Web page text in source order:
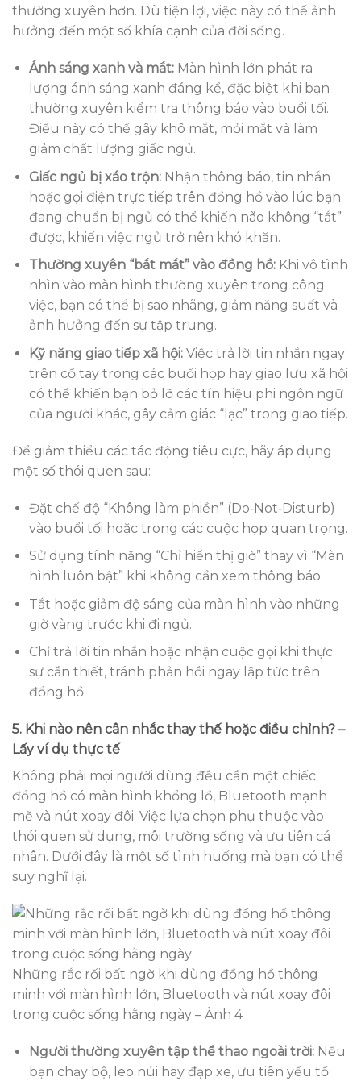
thường xuyên hơn. Dù tiện lợi, việc này có thể ảnh
hưởng đến một số khía cạnh của đời sống.
Ánh sáng xanh và mắt:Màn hình lớn phát ra
lượng ánh sáng xanh đáng kể, đặc biệt khi bạn
thường xuyên kiểm tra thông báo vào buổi tối.
Điều này có thể gây khô mắt, mỏi mắt và làm
giảm chất lượng giấc ngủ.
Giấc ngủ bị xáo trộn:Nhận thông báo, tin nhắn
hoặc gọi điện trực tiếp trên đồng hồ vào lúc bạn
đang chuẩn bị ngủ có thể khiến não không “tắt”
được, khiến việc ngủ trở nên khó khăn.
Thường xuyên “bắt mắt” vào đồng hồ:Khi vô tình
nhìn vào màn hình thường xuyên trong công
việc, bạn có thể bị sao nhãng, giảm năng suất và
ảnh hưởng đến sự tập trung.
Kỹ năng giao tiếp xã hội:Việc trả lời tin nhắn ngay
trên cổ tay trong các buổi họp hay giao lưu xã hội
có thể khiến bạn bỏ lỡ các tín hiệu phi ngôn ngữ
của người khác, gây cảm giác “lạc” trong giao tiếp.
Để giảm thiểu các tác động tiêu cực, hãy áp dụng
một số thói quen sau:
Đặt chế độ “Không làm phiền” (Do‑Not‑Disturb)
vào buổi tối hoặc trong các cuộc họp quan trọng.
Sử dụng tính năng “Chỉ hiển thị giờ” thay vì “Màn
hình luôn bật” khi không cần xem thông báo.
Tắt hoặc giảm độ sáng của màn hình vào những
giờ vàng trước khi đi ngủ.
Chỉ trả lời tin nhắn hoặc nhận cuộc gọi khi thực
sự cần thiết, tránh phản hồi ngay lập tức trên
đồng hồ.
5. Khi nào nên cân nhắc thay thế hoặc điều chỉnh? –
Lấy ví dụ thực tế
Không phải mọi người dùng đều cần một chiếc
đồng hồ có màn hình khổng lồ, Bluetooth mạnh
mẽ và nút xoay đôi. Việc lựa chọn phụ thuộc vào
thói quen sử dụng, môi trường sống và ưu tiên cá
nhân. Dưới đây là một số tình huống mà bạn có thể
suy nghĩ lại.
Những rắc rối bất ngờ khi dùng đồng hồ thông
minh với màn hình lớn, Bluetooth và nút xoay đôi
trong cuộc sống hằng ngày – Ảnh 4
Người thường xuyên tập thể thao ngoài trời:Nếu
bạn chạy bộ, leo núi hay đạp xe, ưu tiên yếu tố